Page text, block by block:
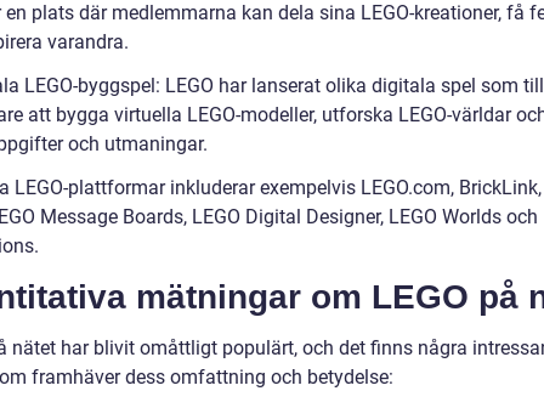
en plats där medlemmarna kan dela sina LEGO-kreationer, få
varandra.
LEGO-byggspel: LEGO har lanserat olika digitala spel som
att bygga virtuella LEGO-modeller, utforska LEGO-världar
och utmaningar.
LEGO-plattformar inkluderar exempelvis LEGO.com, BrickLink,
Message Boards, LEGO Digital Designer, LEGO Worlds och
mätningar om LEGO på
nätet har blivit omåttligt populärt, och det finns några
framhäver dess omfattning och betydelse: